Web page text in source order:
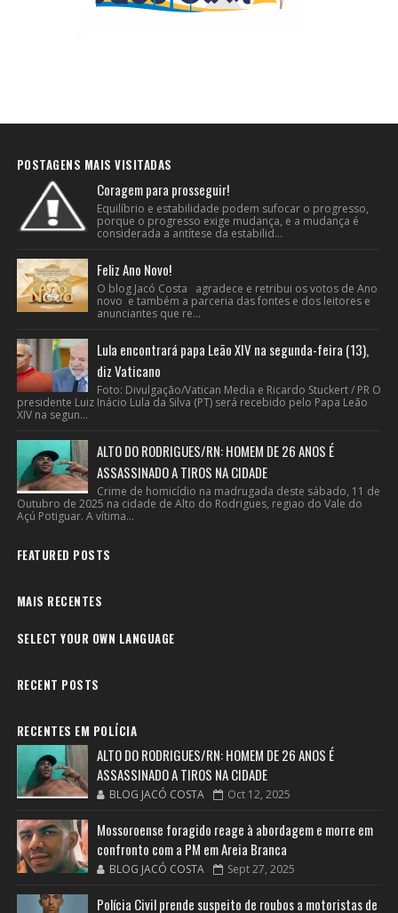
POSTAGENS MAIS VISITADAS
Coragem para prosseguir!
Equilíbrio e estabilidade podem sufocar o progresso,
porque o progresso exige mudança, e a mudança é
considerada a antítese da estabilid...
Feliz Ano Novo!
O blog Jacó Costa agradece e retribui os votos de Ano
novo e também a parceria das fontes e dos leitores e
anunciantes que re...
Lula encontrará papa Leão XIV na segunda-feira (13),
diz Vaticano
Foto: Divulgação/Vatican Media e Ricardo Stuckert / PR O
presidente Luiz Inácio Lula da Silva (PT) será recebido pelo Papa Leão
XIV na segun...
ALTO DO RODRIGUES/RN: HOMEM DE 26 ANOS É
ASSASSINADO A TIROS NA CIDADE
Crime de homicídio na madrugada deste sábado, 11 de
Outubro de 2025 na cidade de Alto do Rodrigues, regiao do Vale do
Açú Potiguar. A vítima...
FEATURED POSTS
MAIS RECENTES
SELECT YOUR OWN LANGUAGE
RECENT POSTS
RECENTES EM POLÍCIA
ALTO DO RODRIGUES/RN: HOMEM DE 26 ANOS É
ASSASSINADO A TIROS NA CIDADE
BLOG JACÓ COSTA Oct 12, 2025
Mossoroense foragido reage à abordagem e morre em
confronto com a PM em Areia Branca
BLOG JACÓ COSTA Sept 27, 2025
Polícia Civil prende suspeito de roubos a motoristas de